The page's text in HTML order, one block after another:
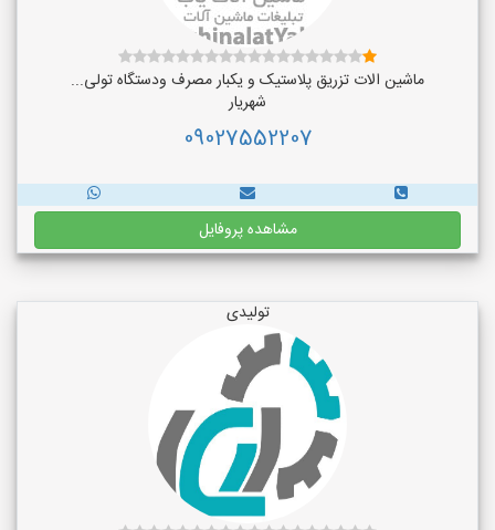
ماشین الات تزریق پلاستیک و یکبار مصرف ودستگاه تولی...
شهریار
09027552207
مشاهده پروفایل
تولیدی